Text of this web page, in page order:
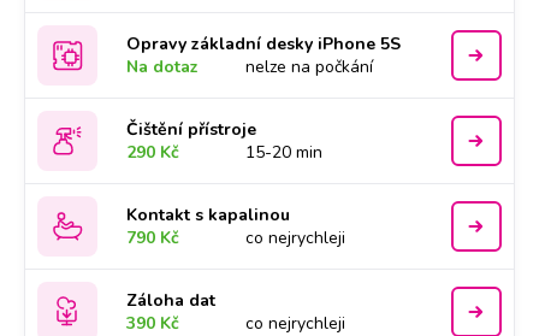
Opravy základní desky iPhone 5S
Na dotaz
nelze na počkání
Čištění přístroje
290 Kč
15-20 min
Kontakt s kapalinou
790 Kč
co nejrychleji
Záloha dat
390 Kč
co nejrychleji